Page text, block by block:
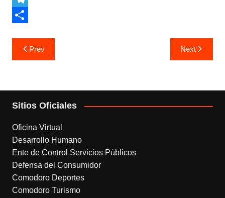
b
k
r
a
A
o
L
k
T
e
a
m
a
Navegación
de
Prev Next
Sitios Oficiales
Oficina Virtual
Desarrollo Humano
Ente de Control Servicios Públicos
Defensa del Consumidor
Comodoro Deportes
Comodoro Turismo